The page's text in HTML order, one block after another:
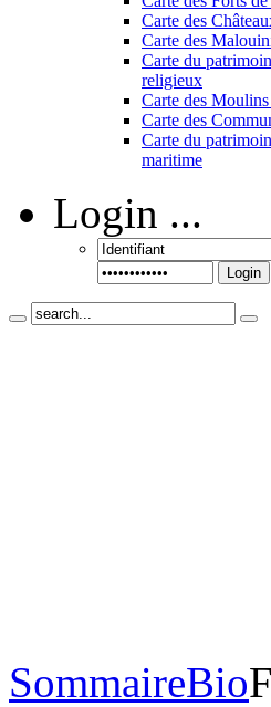
Carte des
Carte des
Carte du
religieux
Carte des Moulins
Carte des
Carte du
maritime
Login ...
Login
SommaireBio